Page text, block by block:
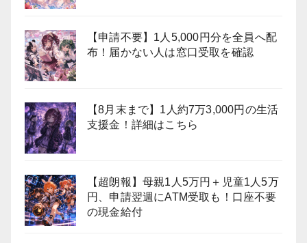
【申請不要】1人5,000円分を全員へ配
布！届かない人は窓口受取を確認
【8月末まで】1人約7万3,000円の生活
支援金！詳細はこちら
【超朗報】母親1人5万円＋児童1人5万
円、申請翌週にATM受取も！口座不要
の現金給付